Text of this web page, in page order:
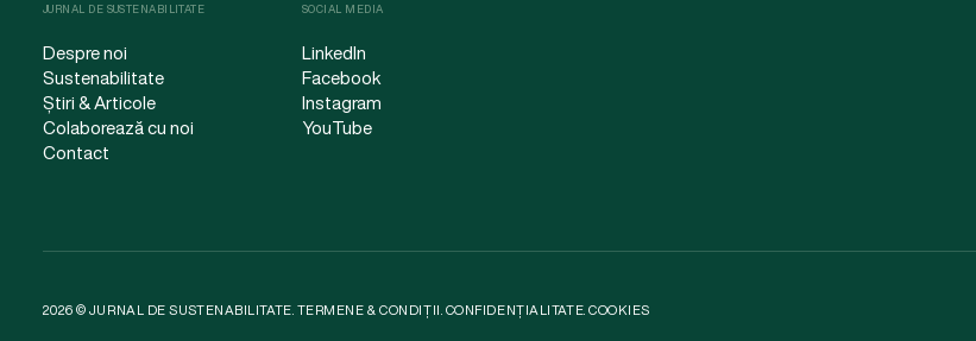
JURNAL DE SUSTENABILITATE
Despre noi
Sustenabilitate
Știri & Articole
Colaborează cu noi
Contact
SOCIAL MEDIA
LinkedIn
Facebook
Instagram
YouTube
2026 © JURNAL DE SUSTENABILITATE.TERMENE & CONDIȚII.CONFIDENȚIALITATE.COOKIES